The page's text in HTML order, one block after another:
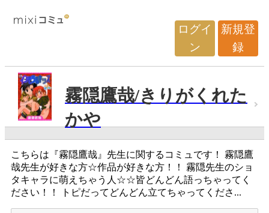
ログイ
ン
新規登
録
霧隠鷹哉/きりがくれた
かや
こちらは『霧隠鷹哉』先生に関するコミュです！ 霧隠鷹
哉先生が好きな方☆作品が好きな方！！ 霧隠先生のショ
タキャラに萌えちゃう人☆☆皆どんどん語っちゃってく
ださい！！ トピだってどんどん立てちゃってくださ...